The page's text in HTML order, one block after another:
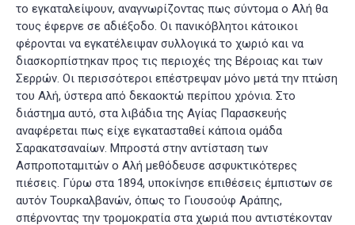
το εγκαταλείψουν, αναγνωρίζοντας πως σύντομα ο Αλή θα
τους έφερνε σε αδιέξοδο. Οι πανικόβλητοι κάτοικοι
φέρονται να εγκατέλειψαν συλλογικά το χωριό και να
διασκορπίστηκαν προς τις περιοχές της Βέροιας και των
Σερρών. Οι περισσότεροι επέστρεψαν μόνο μετά την πτώση
του Αλή, ύστερα από δεκαοκτώ περίπου χρόνια. Στο
διάστημα αυτό, στα λιβάδια της Αγίας Παρασκευής
αναφέρεται πως είχε εγκατασταθεί κάποια ομάδα
Σαρακατσαναίων. Μπροστά στην αντίσταση των
Ασπροποταμιτών ο Αλή μεθόδευσε ασφυκτικότερες
πιέσεις. Γύρω στα 1894, υποκίνησε επιθέσεις έμπιστων σε
αυτόν Τουρκαλβανών, όπως το Γιουσούφ Αράπης,
σπέρνοντας την τρομοκρατία στα χωριά που αντιστέκονταν